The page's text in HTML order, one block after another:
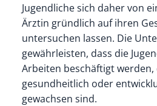
Jugendliche sich daher von
Ärztin gründlich auf ihren
untersuchen lassen. Die
gewährleisten, dass die
Arbeiten beschäftigt werden,
gesundheitlich oder
gewachsen sind.